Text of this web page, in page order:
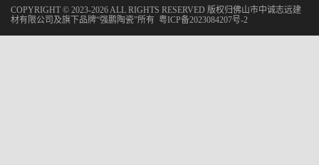
COPYRIGHT © 2023-2026 ALL RIGHTS RESERVED 版权归佛山市中诚志远建
材有限公司及旗下品牌“强鹏陶瓷”所有 粤ICP备2023084207号-2